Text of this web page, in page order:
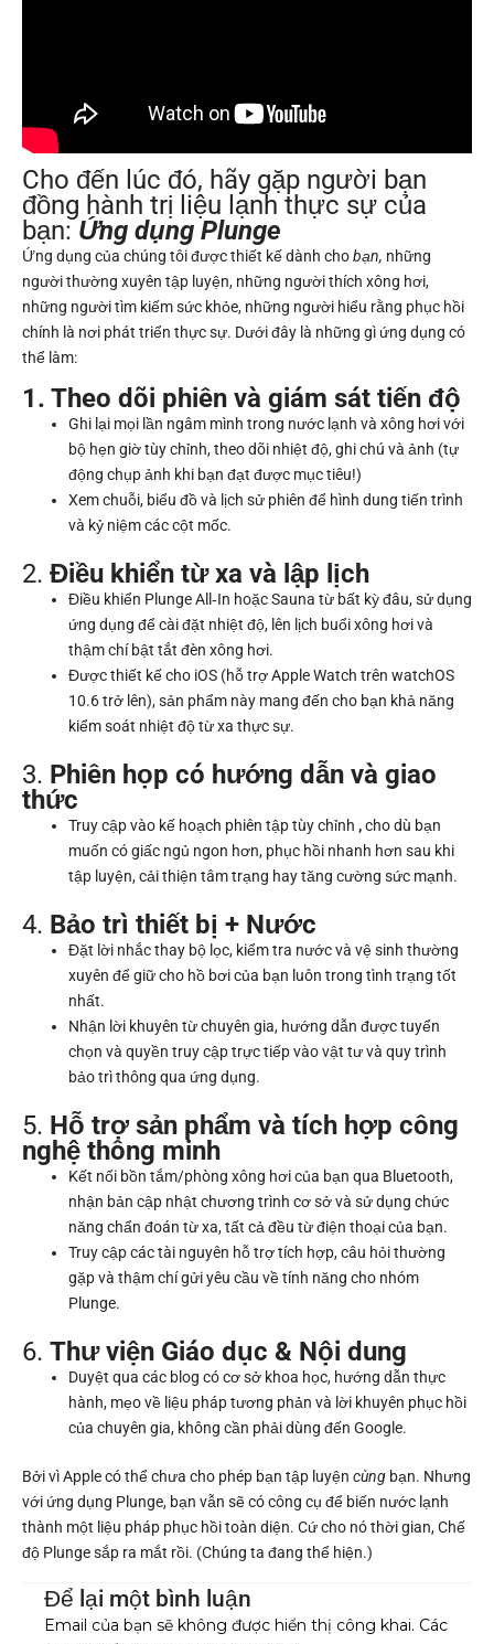
Cho đến lúc đó, hãy gặp người bạn
đồng hành trị liệu lạnh thực sự của
bạn: Ứng dụng Plunge
Ứng dụng của chúng tôi được thiết kế dành chobạn, những
người thường xuyên tập luyện, những người thích xông hơi,
những người tìm kiếm sức khỏe, những người hiểu rằng phục hồi
chính là nơi phát triển thực sự. Dưới đây là những gì ứng dụng có
thể làm:
1. Theo dõi phiên và giám sát tiến độ
Ghi lại mọi lần ngâm mình trong nước lạnh và xông hơi với
bộ hẹn giờ tùy chỉnh, theo dõi nhiệt độ, ghi chú và ảnh (tự
động chụp ảnh khi bạn đạt được mục tiêu!)
Xem chuỗi, biểu đồ và lịch sử phiên để hình dung tiến trình
và kỷ niệm các cột mốc.
2. Điều khiển từ xa và lập lịch
Điều khiển Plunge All‑In hoặc Sauna từ bất kỳ đâu, sử dụng
ứng dụng để cài đặt nhiệt độ, lên lịch buổi xông hơi và
thậm chí bật tắt đèn xông hơi.
Được thiết kế cho iOS (hỗ trợ Apple Watch trên watchOS
10.6 trở lên), sản phẩm này mang đến cho bạn khả năng
kiểm soát nhiệt độ từ xa thực sự.
3. Phiên họp có hướng dẫn và giao
thức
Truy cập vào kế hoạch phiên tập tùy chỉnh ,cho dù bạn
muốn có giấc ngủ ngon hơn, phục hồi nhanh hơn sau khi
tập luyện, cải thiện tâm trạng hay tăng cường sức mạnh.
4. Bảo trì thiết bị + Nước
Đặt lời nhắc thay bộ lọc, kiểm tra nước và vệ sinh thường
xuyên để giữ cho hồ bơi của bạn luôn trong tình trạng tốt
nhất.
Nhận lời khuyên từ chuyên gia, hướng dẫn được tuyển
chọn và quyền truy cập trực tiếp vào vật tư và quy trình
bảo trì thông qua ứng dụng.
5. Hỗ trợ sản phẩm và tích hợp công
nghệ thông minh
Kết nối bồn tắm/phòng xông hơi của bạn qua Bluetooth,
nhận bản cập nhật chương trình cơ sở và sử dụng chức
năng chẩn đoán từ xa, tất cả đều từ điện thoại của bạn.
Truy cập các tài nguyên hỗ trợ tích hợp, câu hỏi thường
gặp và thậm chí gửi yêu cầu về tính năng cho nhóm
Plunge.
6. Thư viện Giáo dục & Nội dung
Duyệt qua các blog có cơ sở khoa học, hướng dẫn thực
hành, mẹo về liệu pháp tương phản và lời khuyên phục hồi
của chuyên gia, không cần phải dùng đến Google.
Bởi vì Apple có thể chưa cho phép bạn tập luyện cùng bạn. Nhưng
với ứng dụng Plunge, bạn vẫn sẽ có công cụ để biến nước lạnh
thành một liệu pháp phục hồi toàn diện. Cứ cho nó thời gian, Chế
độ Plunge sắp ra mắt rồi. (Chúng ta đang thể hiện.)
Để lại một bình luận
Email của bạn sẽ không được hiển thị công khai. Các